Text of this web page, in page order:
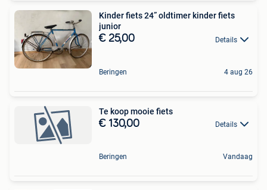
Kinder fiets 24” oldtimer kinder fiets
junior
€ 25,00 Details
Beringen 4 aug 26
Te koop mooie fiets
€ 130,00 Details
Beringen Vandaag